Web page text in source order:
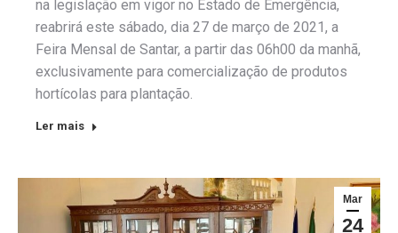
na legislação em vigor no Estado de Emergência,
reabrirá este sábado, dia 27 de março de 2021, a
Feira Mensal de Santar, a partir das 06h00 da manhã,
exclusivamente para comercialização de produtos
hortícolas para plantação.
Ler mais
Mar
24